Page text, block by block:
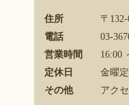
住所 〒
電話
03-
営業時間
16:00
定休日
金曜
その他
アク